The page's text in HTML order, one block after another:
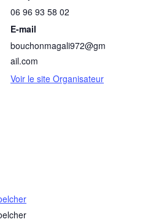
06 96 93 58 02
E-mail
bouchonmagali972@gm
ail.com
Voir le site Organisateur